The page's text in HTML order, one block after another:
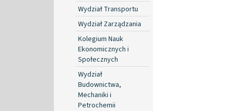
Wydział Transportu
Wydział Zarządzania
Kolegium Nauk
Ekonomicznych i
Społecznych
Wydział
Budownictwa,
Mechaniki i
Petrochemii